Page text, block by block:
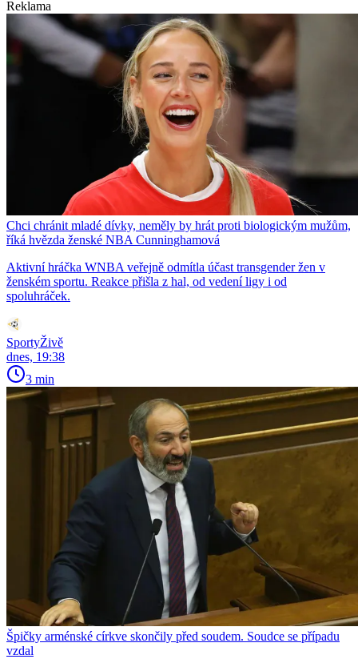
Reklama
Chci chránit mladé dívky, neměly by hrát proti biologickým mužům,
říká hvězda ženské NBA Cunninghamová
Aktivní hráčka WNBA veřejně odmítla účast transgender žen v
ženském sportu. Reakce přišla z hal, od vedení ligy i od
spoluhráček.
SportyŽivě
dnes, 19:38
3 min
Špičky arménské církve skončily před soudem. Soudce se případu
vzdal